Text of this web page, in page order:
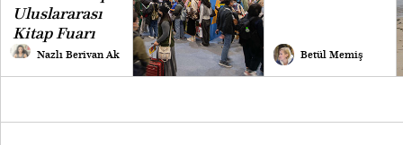
Uluslararası
Kitap Fuarı
Nazlı Berivan Ak Betül Memiş